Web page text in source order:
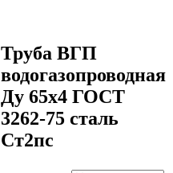
Труба ВГП
водогазопроводная
Ду 65х4 ГОСТ
3262-75 сталь
Ст2пс